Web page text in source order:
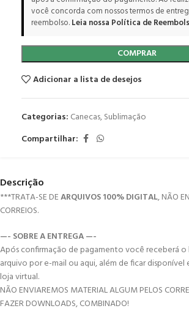
você concorda com nossos termos de
reembolso.Leia nossa Política de
COMPRAR
Adicionar a lista de desejos
Categorias: Canecas,Sublimação
Compartilhar:
Descrição
***TRATA-SE DEARQUIVOS 100% DIGITAL, NÃO
CORREIOS.
—- SOBRE A ENTREGA —-
Após confirmação de pagamento você receberá
arquivo por e-mail ou aqui, além de ficar disponível
loja virtual.
NÃO ENVIAREMOS MATERIAL ALGUM PELOS
FAZER DOWNLOADS, COMBINADO!